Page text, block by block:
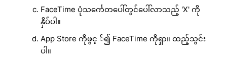
FaceTime ပုံသင်္ကေတပေါ်တွင်ပေါ်လာသည့် 'X' ကို
နှိပ်ပါ။
App Store ကိုဖွင့ ်၍ FaceTime ကိုရှာ။ ထည့်သွင်း
ပါ။